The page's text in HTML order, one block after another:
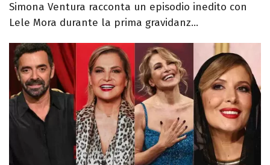
Simona Ventura racconta un episodio inedito con
Lele Mora durante la prima gravidanz...